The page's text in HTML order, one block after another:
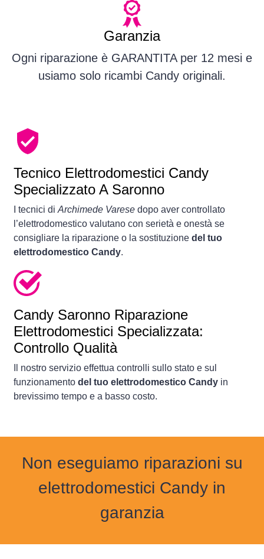
Garanzia
Ogni riparazione è GARANTITA per 12 mesi e
usiamo solo ricambi Candy originali.
Tecnico Elettrodomestici Candy
Specializzato A Saronno
I tecnici di Archimede Varese dopo aver controllato
l’elettrodomestico valutano con serietà e onestà se
consigliare la riparazione o la sostituzione del tuo
elettrodomestico Candy.
Candy Saronno Riparazione
Elettrodomestici Specializzata:
Controllo Qualità
Il nostro servizio effettua controlli sullo stato e sul
funzionamento del tuo elettrodomestico Candy in
brevissimo tempo e a basso costo.
Non eseguiamo riparazioni su
elettrodomestici Candy in
garanzia